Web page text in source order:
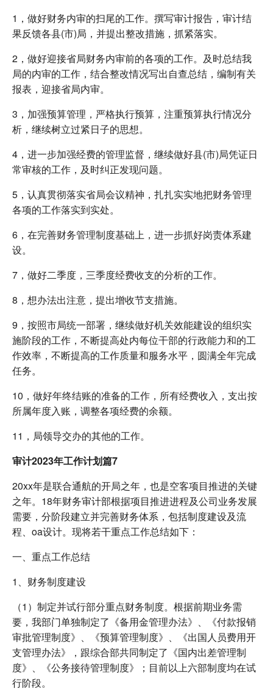
1，做好财务内审的扫尾的工作。撰写审计报告，审计结
果反馈各县(市)局，并提出整改措施，抓紧落实。
2，做好迎接省局财务内审前的各项的工作。及时总结我
局的内审的工作，结合整改情况写出自查总结，编制有关
报表，迎接省局内审。
3，加强预算管理，严格执行预算，注重预算执行情况分
析，继续树立过紧日子的思想。
4，进一步加强经费的管理监督，继续做好县(市)局凭证日
常审核的工作，及时纠正发现问题。
5，认真贯彻落实省局会议精神，扎扎实实地把财务管理
各项的工作落实到实处。
6，在完善财务管理制度基础上，进一步抓好岗责体系建
设。
7，做好二季度，三季度经费收支的分析的工作。
8，想办法出注意，提出增收节支措施。
9，按照市局统一部署，继续做好机关效能建设的组织实
施阶段的工作，不断提高处内每位干部的行政能力和的工
作效率，不断提高的工作质量和服务水平，圆满全年完成
任务。
10，做好年终结账的准备的工作，所有经费收入，支出按
所属年度入账，调整各项经费的余额。
11，局领导交办的其他的工作。
审计2023年工作计划篇7
20xx年是联合通航的开局之年，也是空客项目推进的关键
之年。18年财务审计部根据项目推进进程及公司业务发展
需要，分阶段建立并完善财务体系，包括制度建设及流
程、oa设计。现将若干重点工作总结如下：
一、重点工作总结
1、财务制度建设
（1）制定并试行部分重点财务制度。根据前期业务需
要，我部门单独制定了《备用金管理办法》、《付款报销
审批管理制度》、《预算管理制度》、《出国人员费用开
支管理办法》，跟综合部共同制定了《国内出差管理制
度》、《公务接待管理制度》；目前以上六部制度均在试
行阶段。